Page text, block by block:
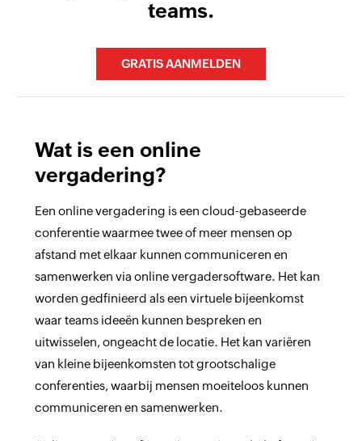
teams.
GRATIS AANMELDEN
Wat is een online
vergadering?
Een online vergadering is een cloud-gebaseerde
conferentie waarmee twee of meer mensen op
afstand met elkaar kunnen communiceren en
samenwerken via online vergadersoftware. Het kan
worden gedfinieerd als een virtuele bijeenkomst
waar teams ideeën kunnen bespreken en
uitwisselen, ongeacht de locatie. Het kan variëren
van kleine bijeenkomsten tot grootschalige
conferenties, waarbij mensen moeiteloos kunnen
communiceren en samenwerken.
Samenwerking op afstand
online vergaderplatforms
tijd en
moeite worden bespaard
Het delen en presenteren van schermen is
eenvoudiger
Audiovergaderingen
Videovergaderingen
Webvergaderingen
Bedrijven
Chatten tijdens sessies
Vergaderingen opnemen